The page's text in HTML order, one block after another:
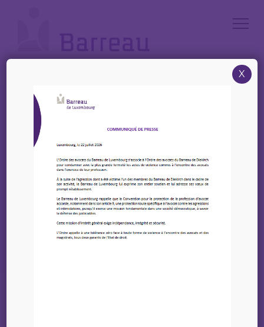
Accueil News
12 Décembre 2023 – Formation du Barreau de Luxembourg –
«L’analyse de risque global au sens de l’article 2-2 de la Loi AML/CFT »
12 Décembre 2023 –
Formation du Barreau
de Luxembourg –
«L’analyse de risque
X